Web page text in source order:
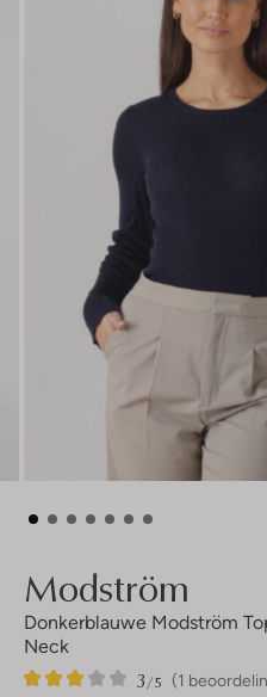
Modström
Donkerblauwe Modström
Neck
(1
3/5
1
3